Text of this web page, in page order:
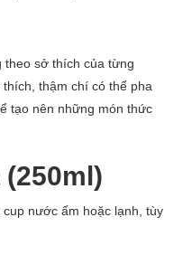
theo sở thích của từng
thậm chí có thể pha
tạo nên những món thức
nước ấm hoặc lạnh, tùy